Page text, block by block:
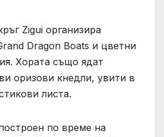
Zigui организира
Dragon Boats и цветни
Хората също ядат
оризови кнедли, увити в
листа.
по време на